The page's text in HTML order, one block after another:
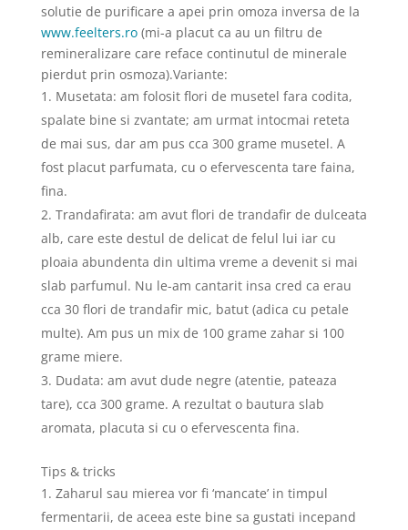
solutie de purificare a apei prin omoza inversa de la
www.feelters.ro(mi-a placut ca au un filtru de
remineralizare care reface continutul de minerale
pierdut prin osmoza).Variante:
Musetata: am folosit flori de musetel fara codita,
spalate bine si zvantate; am urmat intocmai reteta
de mai sus, dar am pus cca 300 grame musetel. A
fost placut parfumata, cu o efervescenta tare faina,
fina.
Trandafirata: am avut flori de trandafir de dulceata
alb, care este destul de delicat de felul lui iar cu
ploaia abundenta din ultima vreme a devenit si mai
slab parfumul. Nu le-am cantarit insa cred ca erau
cca 30 flori de trandafir mic, batut (adica cu petale
multe). Am pus un mix de 100 grame zahar si 100
grame miere.
Dudata: am avut dude negre (atentie, pateaza
tare), cca 300 grame. A rezultat o bautura slab
aromata, placuta si cu o efervescenta fina.
Tips & tricks
Zaharul sau mierea vor fi ‘mancate’ in timpul
fermentarii, de aceea este bine sa gustati incepand